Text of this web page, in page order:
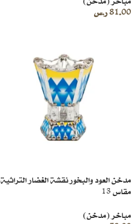
81.00ر.س
مدخن العود والبخور نقشة الغضار التراثية
مقاس 13
مباخر (مدخن)